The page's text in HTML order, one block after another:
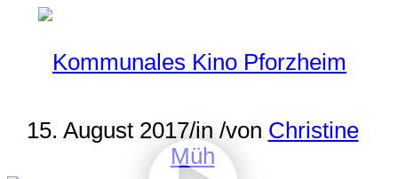
15. August 2017/in /von Christine
Müh